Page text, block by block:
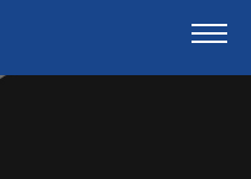
Cập Nhật 2022】